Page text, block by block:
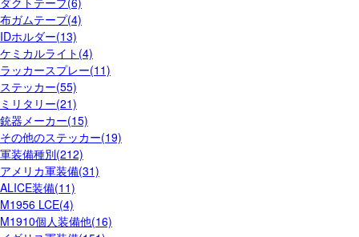
布ガムテープ(4)
IDホルダー(13)
ケミカルライト(4)
ラッカースプレー(11)
ステッカー(55)
ミリタリー(21)
銃器メーカー(15)
その他のステッカー(19)
軍装備種別(212)
アメリカ軍装備(31)
ALICE装備(11)
M1956 LCE(4)
M1910個人装備他(16)